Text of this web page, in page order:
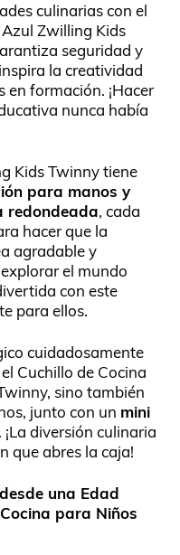
culinarias con el
Zwilling Kids
seguridad y
la creatividad
en formación. ¡Hacer
nunca había
Kids Twinny tiene
para manos y
redondeada, cada
hacer que la
agradable y
el mundo
con este
para ellos.
cuidadosamente
Cuchillo de Cocina
sino también
junto con un mini
. ¡La diversión culinaria
que abres la caja!
una Edad
para Niños